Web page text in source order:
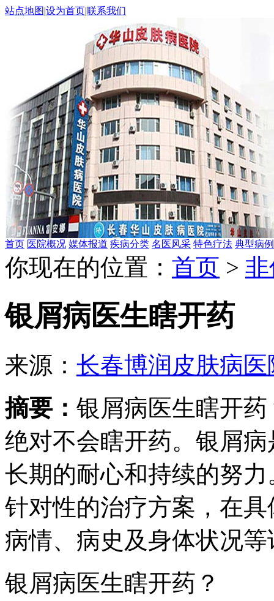
站点地图|设为首页|联系我们
首页 医院概况 媒体报道 疾病分类 名医风采 特色疗法 典型病例
你现在的位置： 首页 >
银屑病医生瞎开药
来源： 长春博润皮肤病医
摘要： 银屑病医生瞎开
绝对不会瞎开药。银屑
长期的耐心和持续的努
针对性的治疗方案，在
病情、病史及身体状况
银屑病医生瞎开药？